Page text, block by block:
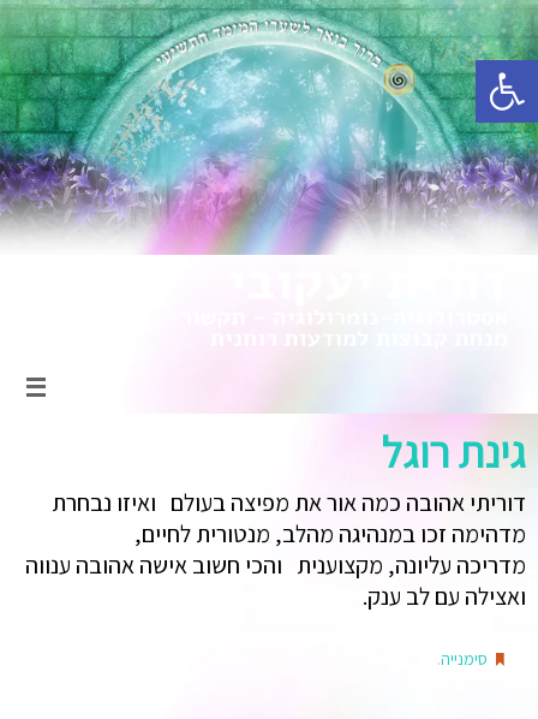
פתח סרגל נגישות
גינת רוגל
דוריתי אהובה כמה אור את מפיצה בעולם ואיזו נבחרת
מדהימה זכו במנהיגה מהלב, מנטורית לחיים,
מדריכה עליונה, מקצוענית והכי חשוב אישה אהובה ענווה
ואצילה עם לב ענק.
סימנייה.